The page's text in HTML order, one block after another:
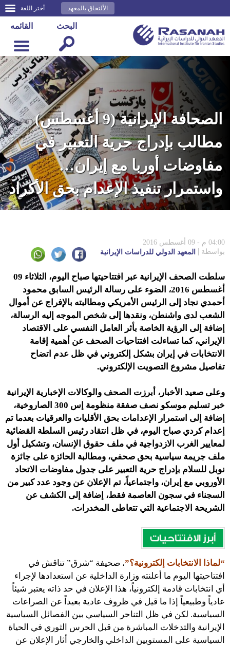
أختر اللغة الألتحاق بالمعهد
القائمه البحث
الصحافة الإيرانية (9 أغسطس)
مطالب بإدراج حرية التعبير في
مفاوضات أوربا مع إيران…
واستمرار تنفيذ الإعدام بحق الأكراد
04:00 م - 09 أغسطس 2016
بواسطة
المعهد الدولي للدراسات الإيرانية
سلطت الصحف الإيرانية عبر افتتاحيتها صباح اليوم، الثلاثاء 09
أغسطس 2016، الضوء على رسالة الرئيس السابق محمود
أحمدي نجاد إلى الرئيس الأمريكي ومطالبته بالإفراج عن أموال
الشعب لدى واشنطن، ونقدها إلى شخص الموجه إليه الرسالة،
إضافة إلى الرؤية الخاصة بأثر العامل النفسي على الاقتصاد
الإيراني، كما تساءلت افتتاحيات الصحف عن أهمية إقامة
الانتخابات في إيران بشكل إلكتروني في ظل عدم اتضاح
تفاصيل مشروع التصويت الإلكتروني.
وعلى صعيد الأخبار، أبرزت الصحف والوكالات الإخبارية الإيرانية
خبر تسليم موسكو نصف صفقة منظومة إس 300 الصاروخية،
إضافة إلى استمرار الإعدامات بحق الأقليات والعرقيات بعدما تم
إعدام كردي صباح اليوم، في ظل انتقاد رئيس السلطة القضائية
لمعايير الغرب الازدواجية في ملف حقوق الإنسان، وتشكيل أول
ملف جريمة سياسية بحق صحفي، ومطالبة الحائزة على جائزة
نوبل للسلام بإدراج حرية التعبير على جدول مفاوضات الاتحاد
الأوروبي مع إيران، واجتماعياً، تم الإعلان عن وجود عدد كبير من
السجناء في سجون العاصمة فقط، إضافة إلى الكشف عن
الشريحة الاجتماعية التي تتعاطى المخدرات.
“لماذا الانتخابات إلكترونية؟”، صحيفة “شرق” تناقش في
افتتاحيتها اليوم ما أعلنته وزارة الداخلية عن استعدادها لإجراء
أي انتخابات قادمة إلكترونياً، هذا الإعلان في حد ذاته يعتبر شيئاً
عادياً وطبيعياً إذا ما قيل في ظروف عادية بعيداً عن الصراعات
السياسية. لكن في ظل التناحر السياسي بين الفصائل السياسية
الإيرانية والتدخلات المباشرة من قبل الحرس الثوري في الحياة
السياسية على المستويين الداخلي والخارجي أثار الإعلان عن